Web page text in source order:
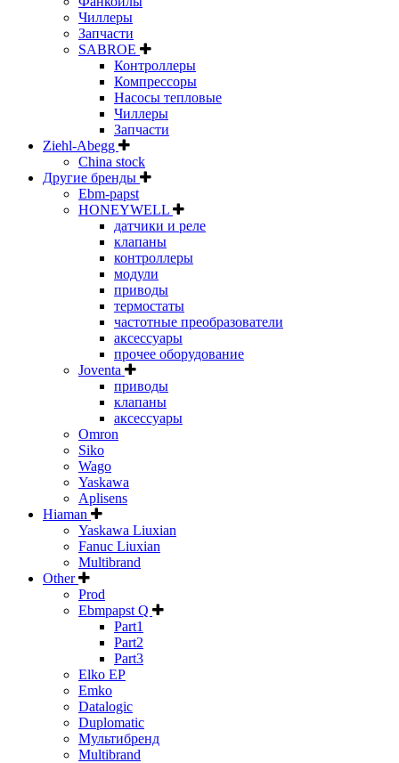
Чиллеры
Запчасти
SABROE
Контроллеры
Компрессоры
Насосы тепловые
Чиллеры
Запчасти
Ziehl-Abegg
China stock
Другие бренды
Ebm-papst
HONEYWELL
датчики и реле
клапаны
контроллеры
модули
приводы
термостаты
частотные преобразователи
аксессуары
прочее оборудование
Joventa
приводы
клапаны
аксессуары
Omron
Siko
Wago
Yaskawa
Aplisens
Hiaman
Yaskawa Liuxian
Fanuc Liuxian
Multibrand
Other
Prod
Ebmpapst Q
Part1
Part2
Part3
Elko EP
Emko
Datalogic
Duplomatic
Мультибренд
Multibrand